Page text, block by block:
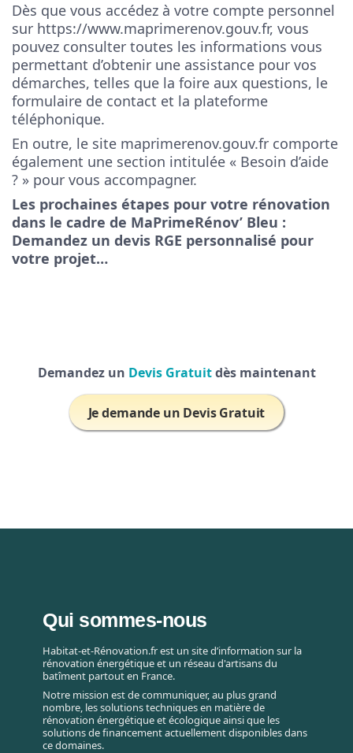
Dès que vous accédez à votre compte personnel
sur https://www.maprimerenov.gouv.fr, vous
pouvez consulter toutes les informations vous
permettant d’obtenir une assistance pour vos
démarches, telles que la foire aux questions, le
formulaire de contact et la plateforme
téléphonique.
En outre, le site maprimerenov.gouv.fr comporte
également une section intitulée « Besoin d’aide
? » pour vous accompagner.
Les prochaines étapes pour votre rénovation
dans le cadre de MaPrimeRénov’ Bleu :
Demandez un devis RGE personnalisé pour
votre projet…
Demandez un Devis Gratuitdès maintenant
Je demande un Devis Gratuit
Qui sommes-nous
Habitat-et-Rénovation.fr est un site d’information sur la
rénovation énergétique et un réseau d'artisans du
batîment partout en France.
Notre mission est de communiquer, au plus grand
nombre, les solutions techniques en matière de
rénovation énergétique et écologique ainsi que les
solutions de financement actuellement disponibles dans
ce domaines.